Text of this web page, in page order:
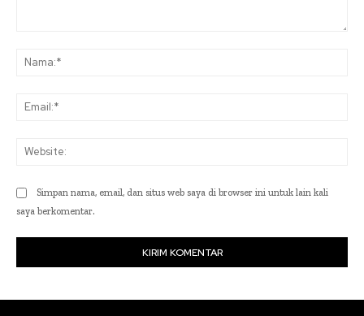
Simpan nama, email, dan situs web saya di browser ini untuk lain kali
saya berkomentar.